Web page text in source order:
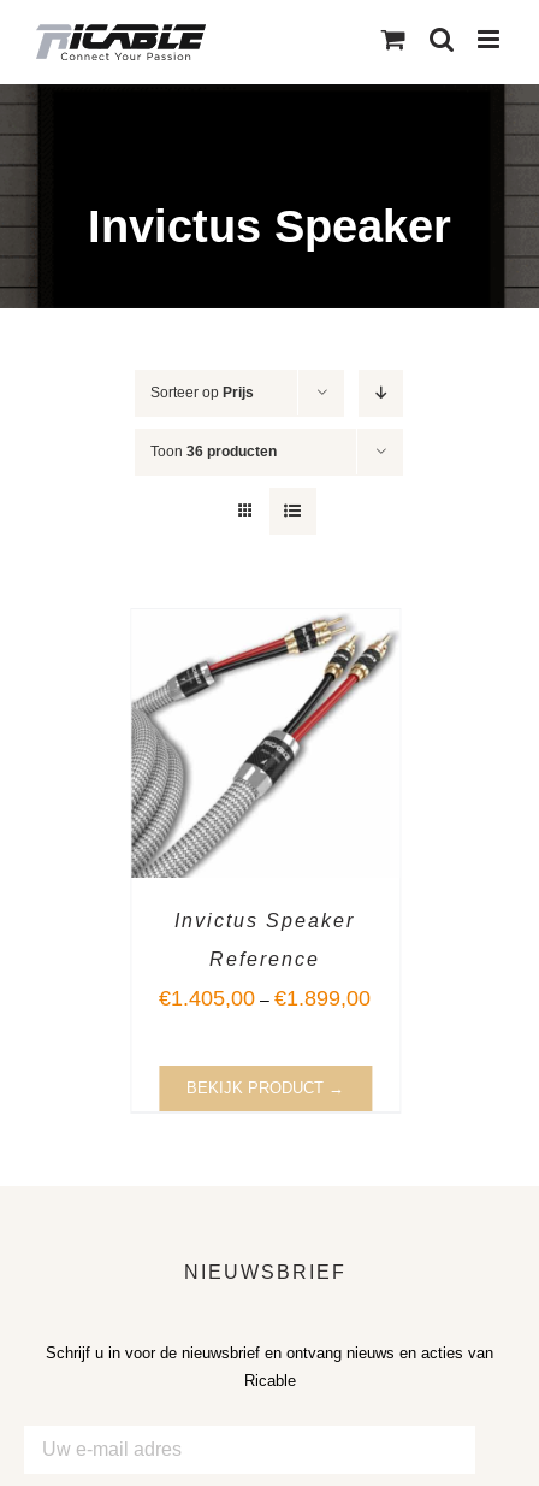
Invictus Speaker
Sorteer opPrijs
Toon36 producten
Invictus Speaker
Reference
€1.405,00 –€1.899,00
BEKIJK PRODUCT →
NIEUWSBRIEF
Schrijf u in voor de nieuwsbrief en ontvang nieuws en acties van
Ricable